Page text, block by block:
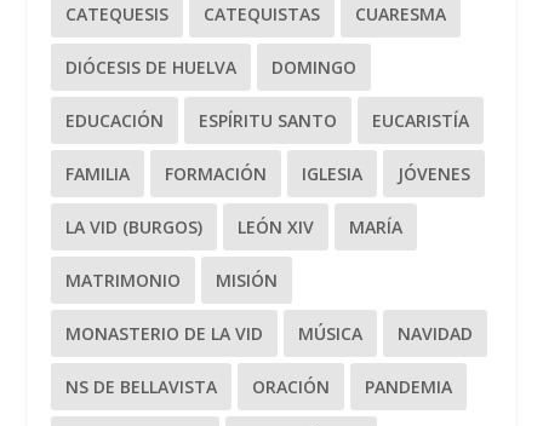
CATEQUESIS CATEQUISTAS CUARESMA
DIÓCESIS DE HUELVA DOMINGO
EDUCACIÓN ESPÍRITU SANTO EUCARISTÍA
FAMILIA FORMACIÓN IGLESIA JÓVENES
LA VID (BURGOS) LEÓN XIV MARÍA
MATRIMONIO MISIÓN
MONASTERIO DE LA VID MÚSICA NAVIDAD
NS DE BELLAVISTA ORACIÓN PANDEMIA